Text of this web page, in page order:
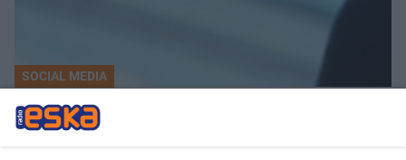
SOCIAL MEDIA
Jak TikTok pokazuje Chiny? Raport NASK